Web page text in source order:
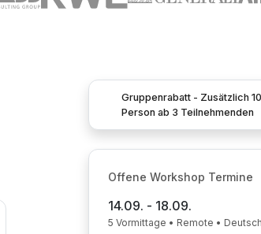
Gruppenrabatt - Zusätzlich
Person ab 3 Teilnehmenden
Offene Workshop Termine
14.09. - 18.09.
5 Vormittage • Remote • Deutsch